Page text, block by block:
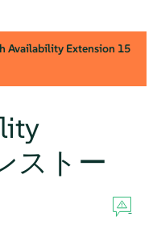
Availability Extension 15
ストー